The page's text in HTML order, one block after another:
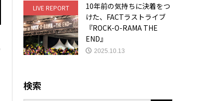
LIVE REPORT
10年前の気持ちに決着をつ
けた、FACTラストライブ
『ROCK-O-RAMA THE
END』
2025.10.13
検索